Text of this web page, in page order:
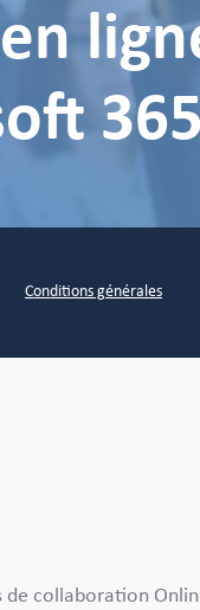
365
Conditions générales
de collaboration